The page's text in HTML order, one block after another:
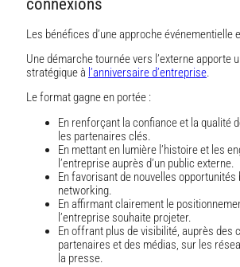
Les bénéfices d’une approche événementielle
Une démarche tournée vers l’externe apporte
stratégique à l’anniversaire d’entreprise.
Le format gagne en portée :
En renforçant la confiance et la qualité
les partenaires clés.
En mettant en lumière l’histoire et les
l’entreprise auprès d’un public externe.
En favorisant de nouvelles
networking.
En affirmant clairement le
l’entreprise souhaite projeter.
En offrant plus de visibilité, auprès des
partenaires et des médias, sur les
la presse.